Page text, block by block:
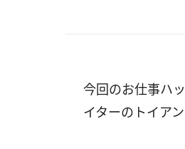
今回のお仕事ハ
イターのトイア